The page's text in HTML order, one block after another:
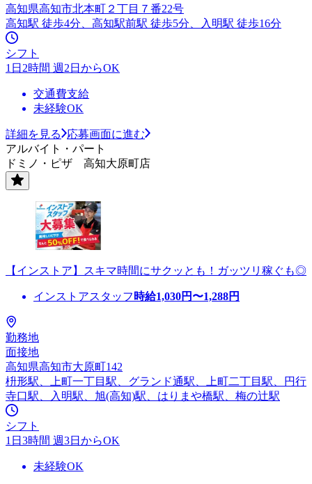
高知県高知市北本町２丁目７番22号
高知駅 徒歩4分、高知駅前駅 徒歩5分、入明駅 徒歩16分
シフト
1日2時間 週2日からOK
交通費支給
未経験OK
詳細を見る
応募画面に進む
アルバイト・パート
ドミノ・ピザ 高知大原町店
【インストア】スキマ時間にサクッとも！ガッツリ稼ぐも◎
インストアスタッフ 時給1,030円〜1,288円
勤務地
面接地
高知県高知市大原町142
枡形駅、上町一丁目駅、グランド通駅、上町二丁目駅、円行
寺口駅、入明駅、旭(高知)駅、はりまや橋駅、梅の辻駅
シフト
1日3時間 週3日からOK
未経験OK